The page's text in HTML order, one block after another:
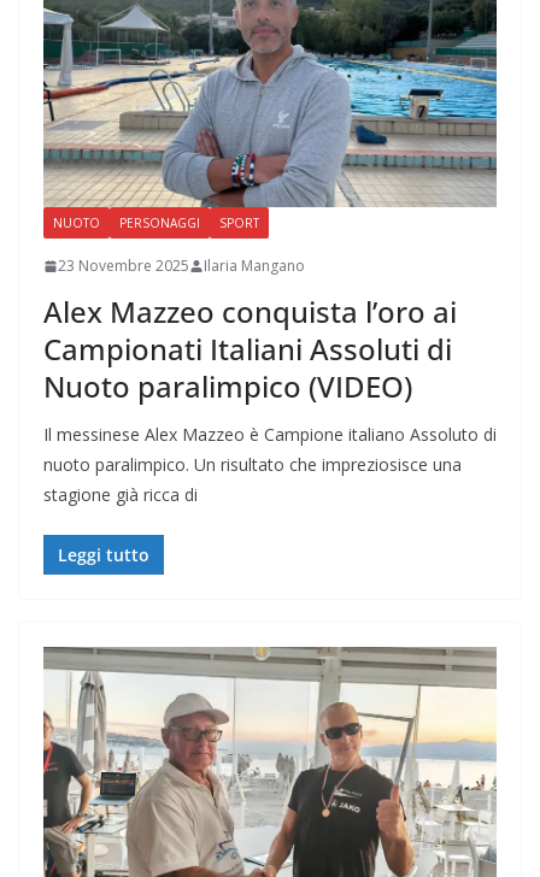
NUOTO PERSONAGGI SPORT
23 Novembre 2025 Ilaria Mangano
Alex Mazzeo conquista l’oro ai
Campionati Italiani Assoluti di
Nuoto paralimpico (VIDEO)
Il messinese Alex Mazzeo è Campione italiano Assoluto di
nuoto paralimpico. Un risultato che impreziosisce una
stagione già ricca di
Leggi tutto